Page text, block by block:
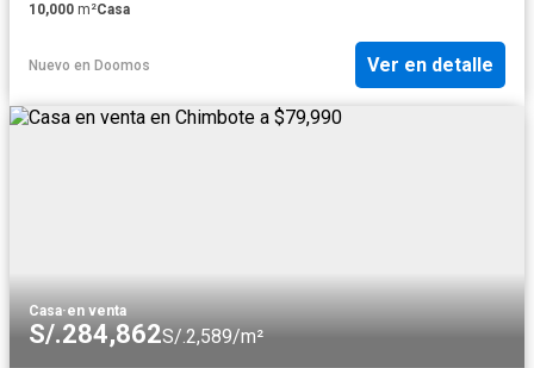
10,000 m²Casa
Nuevo en Doomos Ver en detalle
Casa·en venta
S/.284,862S/.2,589/m²